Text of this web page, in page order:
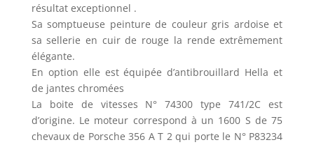
résultat exceptionnel .
Sa somptueuse peinture de couleur gris ardoise et
sa sellerie en cuir de rouge la rende extrêmement
élégante.
En option elle est équipée d’antibrouillard Hella et
de jantes chromées
La boite de vitesses N° 74300 type 741/2C est
d’origine. Le moteur correspond à un 1600 S de 75
chevaux de Porsche 356 A T 2 qui porte le N° P83234